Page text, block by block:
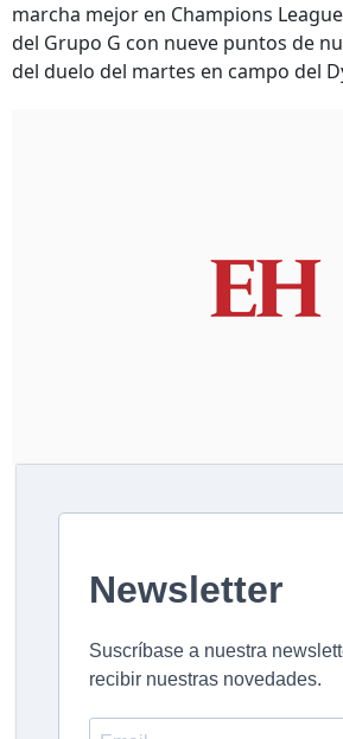
marcha mejor en Champions
del Grupo G con nueve puntos de
del duelo del martes en campo del